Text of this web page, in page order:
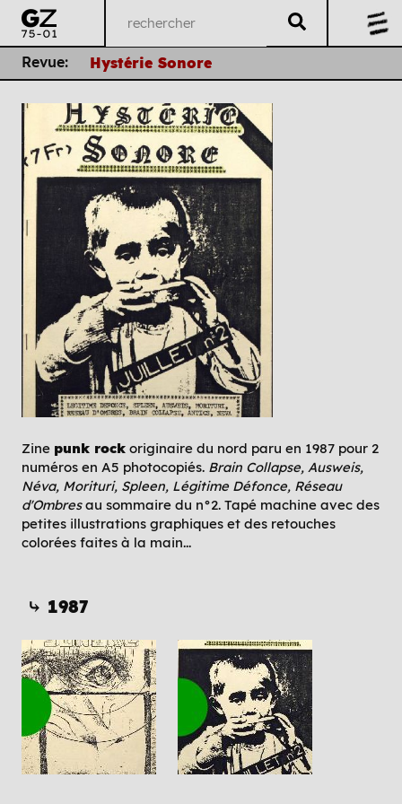
Revue: Hystérie Sonore
Zine punk rock originaire du nord paru en 1987 pour 2
numéros en A5 photocopiés. Brain Collapse, Ausweis,
Néva, Morituri, Spleen, Légitime Défonce, Réseau
d'Ombresau sommaire du n°2. Tapé machine avec des
petites illustrations graphiques et des retouches
colorées faites à la main...
⤷ 1987